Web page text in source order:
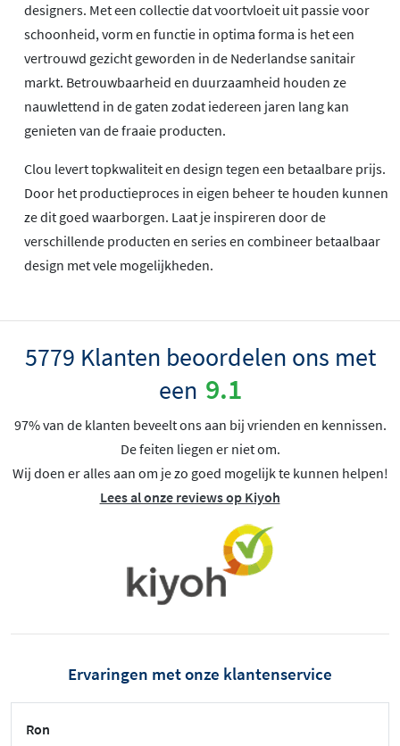
designers. Met een collectie dat voortvloeit uit passie voor
schoonheid, vorm en functie in optima forma is het een
vertrouwd gezicht geworden in de Nederlandse sanitair
markt. Betrouwbaarheid en duurzaamheid houden ze
nauwlettend in de gaten zodat iedereen jaren lang kan
genieten van de fraaie producten.
Clou levert topkwaliteit en design tegen een betaalbare prijs.
Door het productieproces in eigen beheer te houden kunnen
ze dit goed waarborgen. Laat je inspireren door de
verschillende producten en series en combineer betaalbaar
design met vele mogelijkheden.
5779 Klanten beoordelen ons met
een 9.1
97% van de klanten beveelt ons aan bij vrienden en kennissen.
De feiten liegen er niet om.
Wij doen er alles aan om je zo goed mogelijk te kunnen helpen!
Lees al onze reviews op Kiyoh
Ervaringen met onze klantenservice
Ron